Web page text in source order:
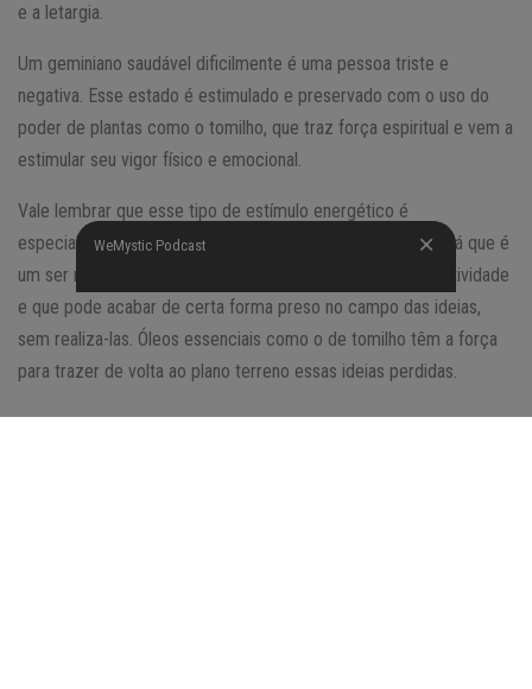
e a letargia.
Um geminiano saudável dificilmente é uma pessoa triste e
negativa. Esse estado é estimulado e preservado com o uso do
poder de plantas como o tomilho, que traz força espiritual e vem a
estimular seu vigor físico e emocional.
Vale lembrar que esse tipo de estímulo energético é
especialmente benéfico para pessoas como o geminiano, já que é
um ser muito ativo e cheio de ideias, com uma grande criatividade
e que pode acabar de certa forma preso no campo das ideias,
sem realiza-las. Óleos essenciais como o de tomilho têm a força
para trazer de volta ao plano terreno essas ideias perdidas.
WeMystic Podcast
WeMystic Podcast